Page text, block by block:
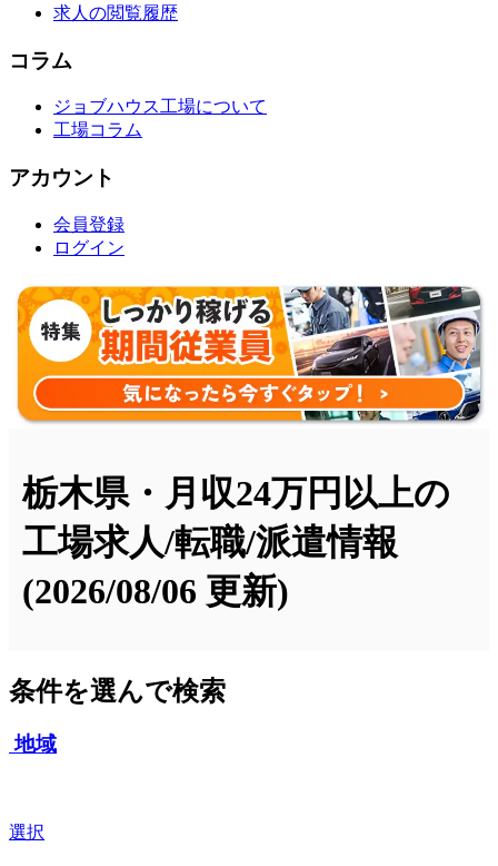
求人の閲覧履歴
コラム
ジョブハウス工場について
工場コラム
アカウント
会員登録
ログイン
栃木県・月収24万円以上の
工場求人/転職/派遣情報
(2026/08/06 更新)
条件を選んで検索
地域
選択